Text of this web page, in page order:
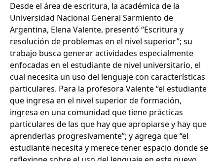
Desde el área de escritura, la académica de la
Universidad Nacional General Sarmiento de
Argentina, Elena Valente, presentó “Escritura y
resolución de problemas en el nivel superior”; su
trabajo busca generar actividades especialmente
enfocadas en el estudiante de nivel universitario, el
cual necesita un uso del lenguaje con características
particulares. Para la profesora Valente “el estudiante
que ingresa en el nivel superior de formación,
ingresa en una comunidad que tiene prácticas
particulares de las que hay que apropiarse y hay que
aprenderlas progresivamente”; y agrega que “el
estudiante necesita y merece tener espacio donde se